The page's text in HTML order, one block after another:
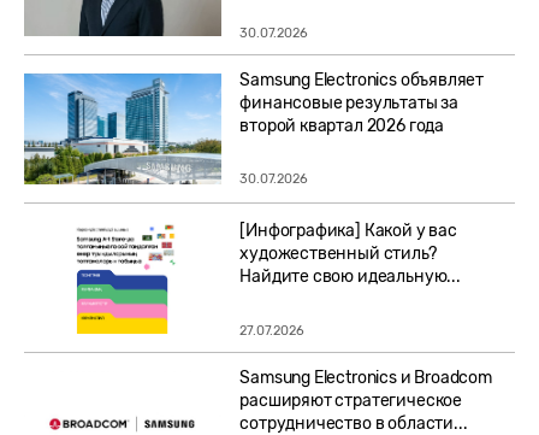
30.07.2026
Samsung Electronics объявляет
финансовые результаты за
второй квартал 2026 года
30.07.2026
[Инфографика] Какой у вас
художественный стиль?
Найдите свою идеальную...
27.07.2026
Samsung Electronics и Broadcom
расширяют стратегическое
сотрудничество в области...